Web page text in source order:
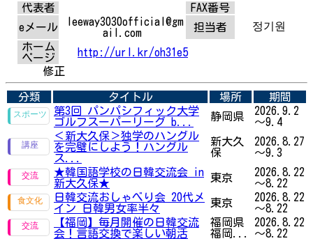
代表者
FAX番号
eメール
leeway3030official@gm
ail.com
担当者
정기원
ホーム
ページ
http://url.kr/oh31e5
修正
分類 タイトル 場所
期間
第3回 パンパシフィック大学
ゴルフスーパーリーグ b...
静岡県
2026.9.2
～9.4
＜新大久保＞独学のハングル
を完璧にしよう！ハングル
ス...
新大久
保
2026.8.27
～9.3
★韓国語学校の日韓交流会 in
新大久保★
東京
2026.8.22
～8.22
日韓交流おしゃべり会 20代メ
イン 日韓男女率半々
東京
2026.8.22
～8.22
【福岡】毎月開催の日韓交流
会！言語交換で楽しい朝活
福岡県
福岡...
2026.8.22
～8.22